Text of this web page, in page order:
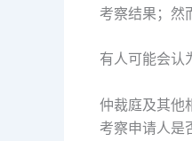
考察结果；然
有人可能会认
仲裁庭及其他
考察申请人是